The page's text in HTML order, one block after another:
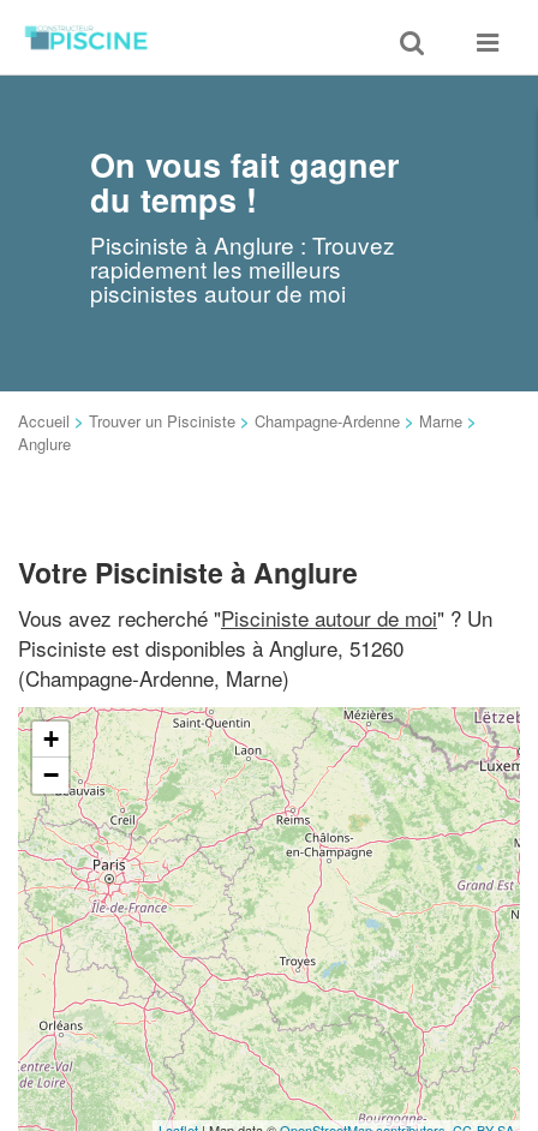
Toggle
search
Toggle
On vous fait gagner
du temps !
Pisciniste à Anglure : Trouvez
rapidement les meilleurs
piscinistes autour de moi
Accueil > Trouver un Pisciniste > Champagne-Ardenne > Marne >
Anglure
Votre Pisciniste à Anglure
Vous avez recherché "Pisciniste autour de moi" ? Un
Pisciniste est disponibles à Anglure, 51260
(Champagne-Ardenne, Marne)
+
−